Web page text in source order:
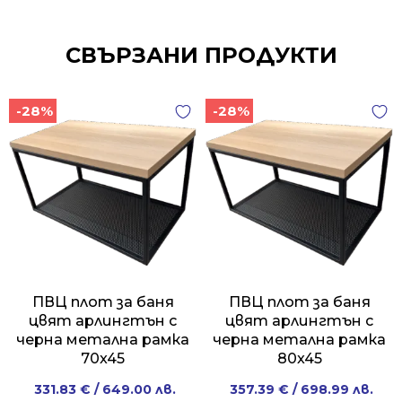
СВЪРЗАНИ ПРОДУКТИ
-28%
ПВЦ плот за баня
цвят арлингтън с
черна метална рамка
70x45
Original
331.83 € / 649.00 лв.
Current
-28%
ПВЦ плот за баня
цвят арлингтън с
черна метална рамка
80x45
Original
357.39 € / 698.99 лв.
Current